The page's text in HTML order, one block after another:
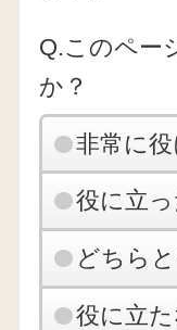
Q.このペー
か？
非常に
役に立っ
どちら
役に立